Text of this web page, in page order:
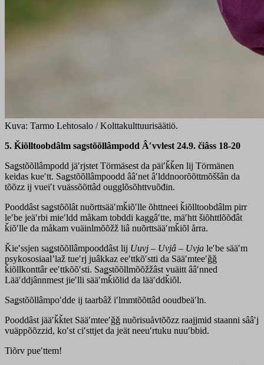
Kuva: Tarmo Lehtosalo / Kolttakulttuurisäätiö.
5. Ǩiõlltoobdâlm saǥstõõllâmpodd Âʹvvlest 24.9. čiâss 18-20
Saǥstõõllâmpodd jäʹrjstet Törmäsest da päiʹǩǩen lij Törmänen
keidas kueʹtt. Saǥstõõllâmpoodd ââʹnet âʹlddnoorõõttmõššân da
tõõzz ij vueiʹt vuässõõttâd ougglõsõhttvuõđin.
Pooddâst saǥstõõlât nuõrttsääʹmǩiõʹlle õhttneei ǩiõlltoobdâlm pirr
leʹbe jeäʹrbi mieʹldd måkam tobddi kaggâʹtte, mäʹhtt šiõhttlõõđât
ǩiõʹlle da måkam vuäinlmõõžž liâ nuõrttsääʹmǩiõl årra.
Ǩieʹssjen saǥstõõllâmpooddâst lij Uuvj – Uvjâ – Uvja leʹbe sääʹm
psykososiaalʼlaž tueʹrj juâkkaz eeʹttkõʹstti da Sääʹmteeʹǧǧ
ǩiõllkonttâr eeʹttkõõʹsti. Saǥstõõllmõõžžâst vuäitt ââʹnned
Lääʹddjânnmest jieʹlli sääʹmǩiõlid da lääʹddǩiõl.
Saǥstõõllâmpoʹdde ij taarbâž iʹlmmtõõttâd ooudbeäʹln.
Pooddâst jääʹǩǩtet Sääʹmteeʹǧǧ nuõrisuåvtõõzz raajjmid staanni sââʹj
vuäppõõzzid, koʹst ciʹsttjet da jeät neeuʹrtuku nuuʹbbid.
Tiõrv pueʹttem!